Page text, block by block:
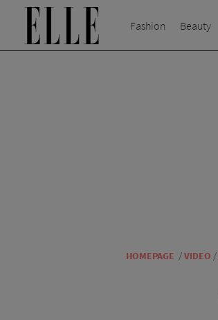
Fashion Beauty
HOMEPAGE /VIDEO /